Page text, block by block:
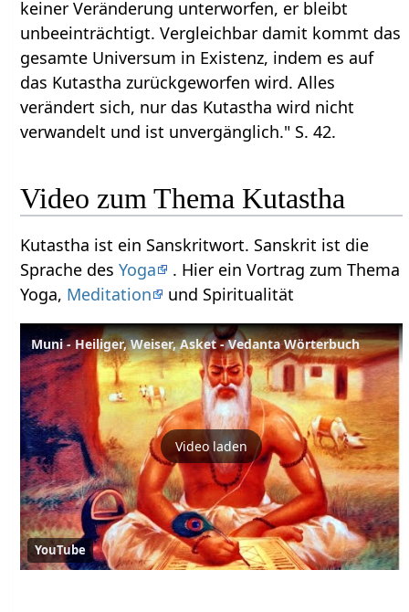
keiner Veränderung unterworfen, er bleibt
unbeeinträchtigt. Vergleichbar damit kommt das
gesamte Universum in Existenz, indem es auf
das Kutastha zurückgeworfen wird. Alles
verändert sich, nur das Kutastha wird nicht
verwandelt und ist unvergänglich." S. 42.
Video zum Thema Kutastha
Kutastha ist ein Sanskritwort. Sanskrit ist die
Sprache desYoga
. Hier ein Vortrag zum Thema
Yoga, Meditation und Spiritualität
Muni - Heiliger, Weiser, Asket - Vedanta Wörterbuch
Video laden
YouTube